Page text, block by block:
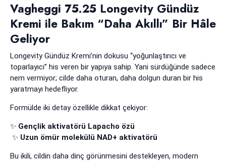
Vagheggi 75.25 Longevity Gündüz
Kremi ile Bakım “Daha Akıllı” Bir Hâle
Geliyor
Longevity Gündüz Kremi’nin dokusu “yoğunlaştırıcı ve
toparlayıcı” his veren bir yapıya sahip. Yani sürdüğünde sadece
nem vermiyor; cilde daha oturan, daha dolgun duran bir his
yaratmayı hedefliyor.
Formülde iki detay özellikle dikkat çekiyor:
✨ Gençlik aktivatörü Lapacho özü
✨ Uzun ömür molekülü NAD+ aktivatörü
Bu ikili, cildin daha dinç görünmesini destekleyen, modern